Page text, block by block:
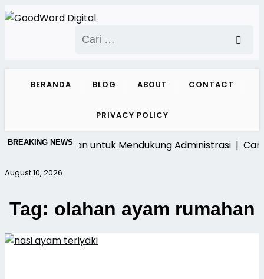
Skip
untuk:
BERANDA BLOG ABOUT CONTACT
PRIVACY POLICY
BREAKING NEWS
Perusahaan untuk Mendukung Administrasi |
August 10, 2026
Tag: olahan ayam rumahan